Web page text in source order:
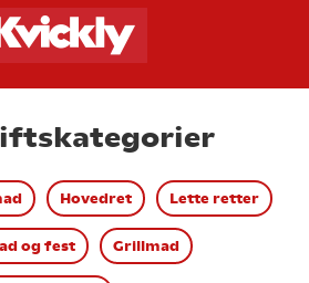
Hovedret Lette retter
og fest Grillmad